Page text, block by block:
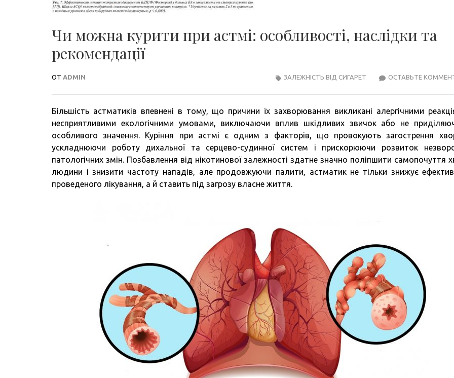
Чи можна курити при астмі: особливості, наслідки та
рекомендації
ОТ ADMIN ОСТАВЬТЕ
ЗАЛЕЖНІСТЬ ВІД СИГАРЕТ
Більшість астматиків впевнені в тому, що причини їх захворювання викликані алергічними
несприятливими екологічними умовами, виключаючи вплив шкідливих звичок або не
особливого значення. Куріння при астмі є одним з факторів, що провокують загострення
ускладнюючи роботу дихальної та серцево-судинної систем і прискорюючи розвиток
патологічних змін. Позбавлення від нікотинової залежності здатне значно поліпшити самопочуття
людини і знизити частоту нападів, але продовжуючи палити, астматик не тільки знижує
проведеного лікування, а й ставить під загрозу власне життя.